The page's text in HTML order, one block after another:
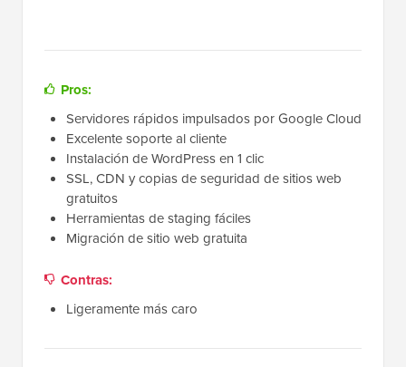
Pros:
Servidores rápidos impulsados por Google Cloud
Excelente soporte al cliente
Instalación de WordPress en 1 clic
SSL, CDN y copias de seguridad de sitios web
gratuitos
Herramientas de staging fáciles
Migración de sitio web gratuita
Contras:
Ligeramente más caro